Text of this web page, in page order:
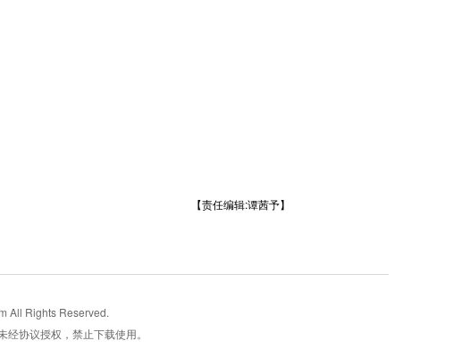
【责任编辑:谭茜予】
All Rights Reserved.
协议授权，禁止下载使用。